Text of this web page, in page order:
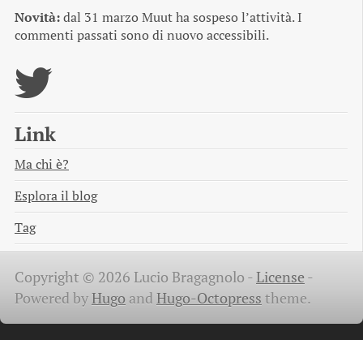
Novità:dal 31 marzo Muut ha sospeso l’attività. I
commenti passati sono di nuovo accessibili.
Link
Ma chi è?
Esplora il blog
Tag
Copyright © 2026 Lucio Bragagnolo -License -
Powered byHugo and Hugo-Octopress theme.